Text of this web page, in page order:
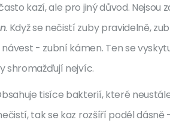
kazí, ale pro jiný důvod. Nejsou
. Když se nečistí zuby pravidelně,
- zubní kámen. Ten se
shromažďují nejvíc.
tisíce bakterií, které
tak se kaz rozšíří podél dásně